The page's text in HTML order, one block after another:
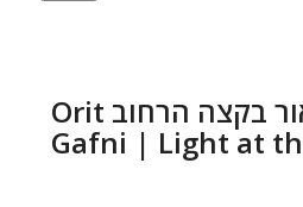
אורית גפני | האור בקצה הרחוב Orit
Gafni | Light at